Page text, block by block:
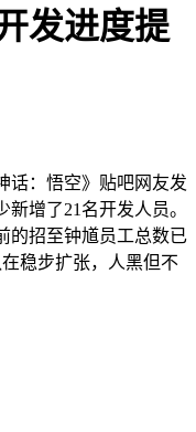
发进度提
：悟空》贴吧网友发
增了21名开发人员。
的招至钟馗员工总数已
稳步扩张，人黑但不